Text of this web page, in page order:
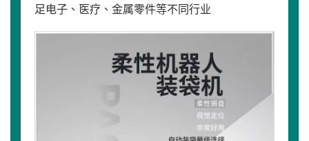
足电子、医疗、金属零件等不同行业